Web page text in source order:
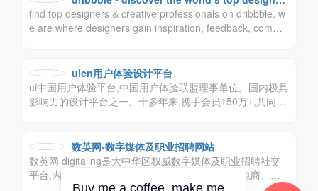
s & creative professionals
find top designers & creative professionals on dribbble. w
e are where designers gain inspiration, feedback, commu
uicn用户体验设计平台
ui中国用户体验平台,中国用户体验联盟理事单位。国内极具
影响力的设计平台之一。十多年来,携手会员150万+,共同致
数英网-数字媒体及职业招聘网站
数英网 digitaling是大中华区权威数字媒体及职业招聘社交
平台,内容涵盖市场营销、广告传媒、创意设计、电商、移
Buy me a coffee, make me